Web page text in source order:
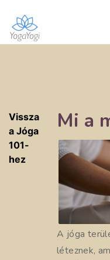
Vissza
a Jóga
101-
hez
Mi a
A jóga
léteznek,